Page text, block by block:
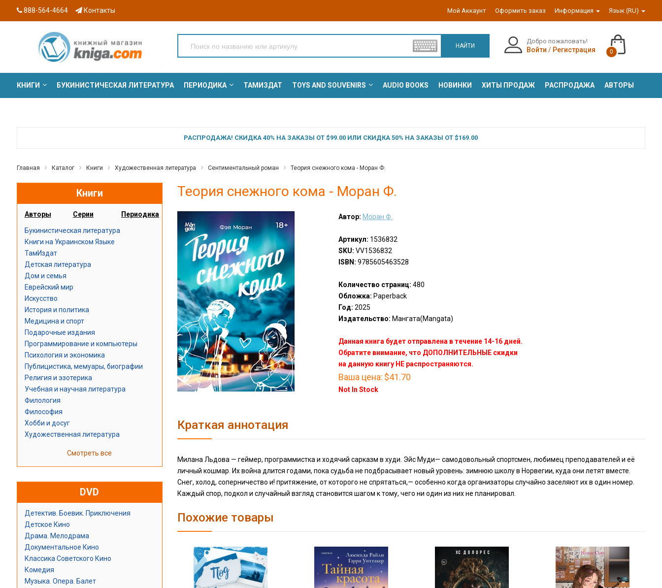
888-564-4664 Контакты Мой Аккаунт Оформить заказ Информация Язык (RU)
НАЙТИ
Добро пожаловать!
Войти / Регистрация 0
КНИГИ БУКИНИСТИЧЕСКАЯ ЛИТЕРАТУРА ПЕРИОДИКА ТАМИЗДАТ TOYS AND SOUVENIRS AUDIO BOOKS НОВИНКИ ХИТЫ ПРОДАЖ РАСПРОДАЖА АВТОРЫ
РАСПРОДАЖА! СКИДКА 40% НА ЗАКАЗЫ ОТ $99.00 ИЛИ СКИДКА 50% НА ЗАКАЗЫ ОТ $169.00
Главная Каталог Книги Художественная литература Сентиментальный роман Теория снежного кома - Моран Ф.
Книги
Авторы Серии Периодика
Букинистическая литература
Книги на Украинском Языке
ТамИздат
Детская литература
Дом и семья
Еврейский мир
Искусство
История и политика
Медицина и спорт
Подарочные издания
Программирование и компьютеры
Психология и экономика
Публицистика, мемуары, биографии
Религия и эзотерика
Учебная и научная литература
Филология
Философия
Хобби и досуг
Художественная литература
Смотреть все
DVD
Детектив. Боевик. Приключения
Детское Кино
Драма. Мелодрама
Документальное Кино
Классика Советского Кино
Комедия
Музыка. Опера. Балет
Теория снежного кома - Моран Ф.
Автор: Моран Ф.
Артикул: 1536832
SKU: VV1536832
ISBN: 9785605463528
Количество страниц: 480
Обложка: Paperback
Год: 2025
Издательство: Мангата(Mangata)
Данная книга будет отправлена в течение 14-16 дней.
Обратите внимание, что ДОПОЛНИТЕЛЬНЫЕ скидки
на данную книгу НЕ распространяются.
Ваша цена: $41.70
Not In Stock
Краткая аннотация
Милана Льдова — геймер, программистка и ходячий сарказм в худи. Эйс Муди— самодовольный спортсмен, любимец преподавателей и её
личный кошмар. Их война длится годами, пока судьба не подбрасывает новый уровень: зимнюю школу в Норвегии, куда они летят вместе.
Снег, холод, соперничество и! притяжение, от которого не спрятаться,— особенно когда организаторы случайно заселяют их в один номер.
Каждый спор, подкол и случайный взгляд становится шагом к тому, чего ни один из них не планировал.
Похожие товары